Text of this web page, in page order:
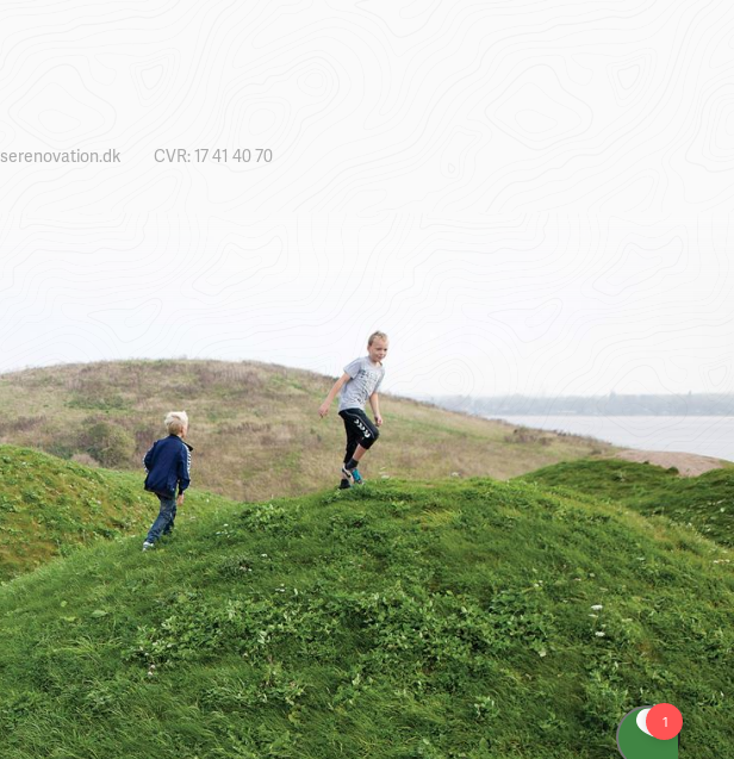
CVR: 17 41 40 70